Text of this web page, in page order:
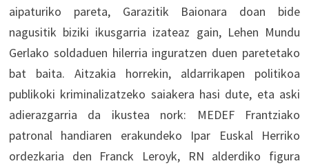
aipaturiko pareta, Garazitik Baionara doan bide
nagusitik biziki ikusgarria izateaz gain, Lehen Mundu
Gerlako soldaduen hilerria inguratzen duen paretetako
bat baita. Aitzakia horrekin, aldarrikapen politikoa
publikoki kriminalizatzeko saiakera hasi dute, eta aski
adierazgarria da ikustea nork: MEDEF Frantziako
patronal handiaren erakundeko Ipar Euskal Herriko
ordezkaria den Franck Leroyk, RN alderdiko figura